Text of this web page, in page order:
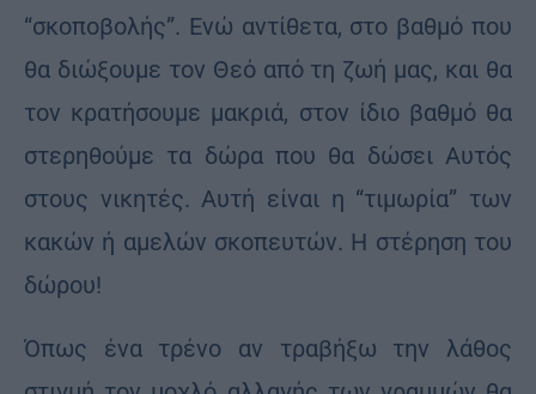
“σκοποβολής”. Ενώ αντίθετα, στο βαθμό που
θα διώξουμε τον Θεό από τη ζωή μας, και θα
τον κρατήσουμε μακριά, στον ίδιο βαθμό θα
στερηθούμε τα δώρα που θα δώσει Αυτός
στους νικητές. Αυτή είναι η “τιμωρία” των
κακών ή αμελών σκοπευτών. Η στέρηση του
δώρου!
Όπως ένα τρένο αν τραβήξω την λάθος